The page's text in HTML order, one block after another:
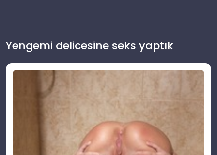
Yengemi delicesine seks yaptık